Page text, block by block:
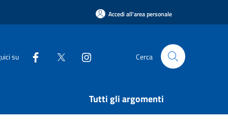
Accedi all'area personale
su Cerca
Tutti gli argomenti